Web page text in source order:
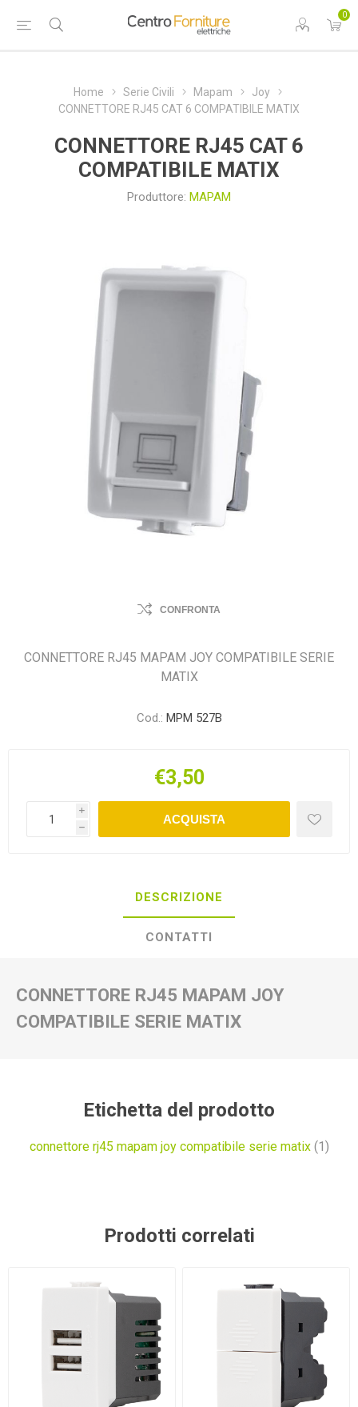
0
Home Serie Civili Mapam
Joy
CONNETTORE RJ45 CAT 6 COMPATIBILE MATIX
CONNETTORE RJ45 CAT 6
COMPATIBILE MATIX
Produttore: MAPAM
CONFRONTA
CONNETTORE RJ45 MAPAM JOY COMPATIBILE SERIE
MATIX
Cod.: MPM 527B
€3,50
i
h
ACQUISTA
DESCRIZIONE
CONTATTI
CONNETTORE RJ45 MAPAM JOY
COMPATIBILE SERIE MATIX
Etichetta del prodotto
connettore rj45 mapam joy compatibile serie matix (1)
Prodotti correlati